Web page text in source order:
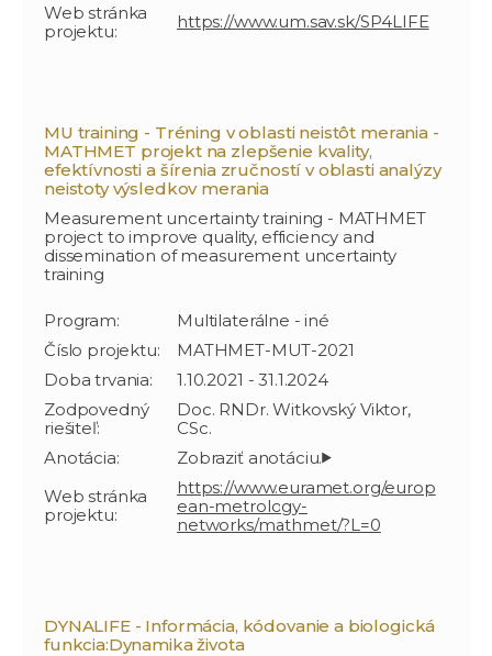
Web stránka
projektu:
https://www.um.sav.sk/SP4LIFE
MU training - Tréning v oblasti neistôt merania -
MATHMET projekt na zlepšenie kvality,
efektívnosti a šírenia zručností v oblasti analýzy
neistoty výsledkov merania
Measurement uncertainty training - MATHMET
project to improve quality, efficiency and
dissemination of measurement uncertainty
training
Program:
Multilaterálne - iné
Číslo projektu:
MATHMET-MUT-2021
Doba trvania:
1.10.2021 - 31.1.2024
Zodpovedný
riešiteľ:
Doc. RNDr. Witkovský Viktor,
CSc.
Anotácia:
Web stránka
projektu:
https://www.euramet.org/europ
ean-metrology-
networks/mathmet/?L=0
DYNALIFE - Informácia, kódovanie a biologická
funkcia:Dynamika života